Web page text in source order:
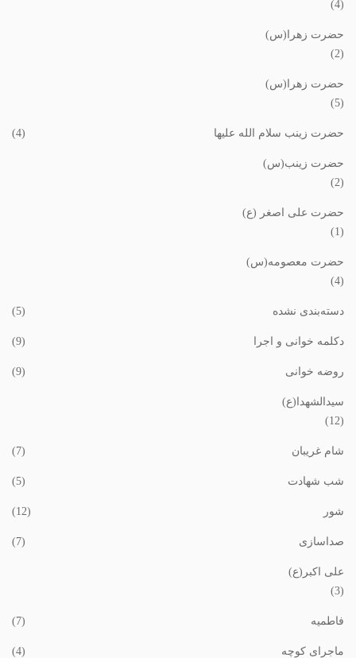
(4)
حضرت زهرا(س)
(2)
حضرت زهرا(س)
(5)
حضرت زینب سلام الله علیها (4)
حضرت زینب(س)
(2)
حضرت علی اصغر (ع)
(1)
حضرت معصومه(س)
(4)
دسته‌بندی نشده (5)
دکلمه خوانی و اجرا (9)
روضه خوانی (9)
سیدالشهدا(ع)
(12)
شام غریبان (7)
شب شهادت (5)
شور (12)
صداسازی (7)
علی اکبر(ع)
(3)
فاطمیه (7)
ماجرای کوچه (4)